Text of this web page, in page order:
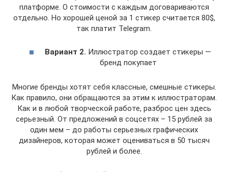
платформе. О стоимости с каждым договариваются
отдельно. Но хорошей ценой за 1 стикер считается 80$,
так платит Telegram.
Вариант 2. Иллюстратор создает стикеры —
бренд покупает
Многие бренды хотят себя классные, смешные стикеры.
Как правило, они обращаются за этим к иллюстраторам.
Как и в любой творческой работе, разброс цен здесь
серьезный. От предложений в соцсетях – 15 рублей за
один мем – до работы серьезных графических
дизайнеров, которая может оцениваться в 50 тысяч
рублей и более.